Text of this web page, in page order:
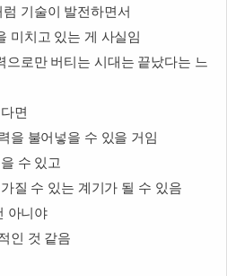
기술이 발전하면서
미치고 있는 게 사실임
으로만 버티는 시대는 끝났다는 느
면
을 불어넣을 수 있을 거임
수 있고
질 수 있는 계기가 될 수 있음
아니야
인 것 같음